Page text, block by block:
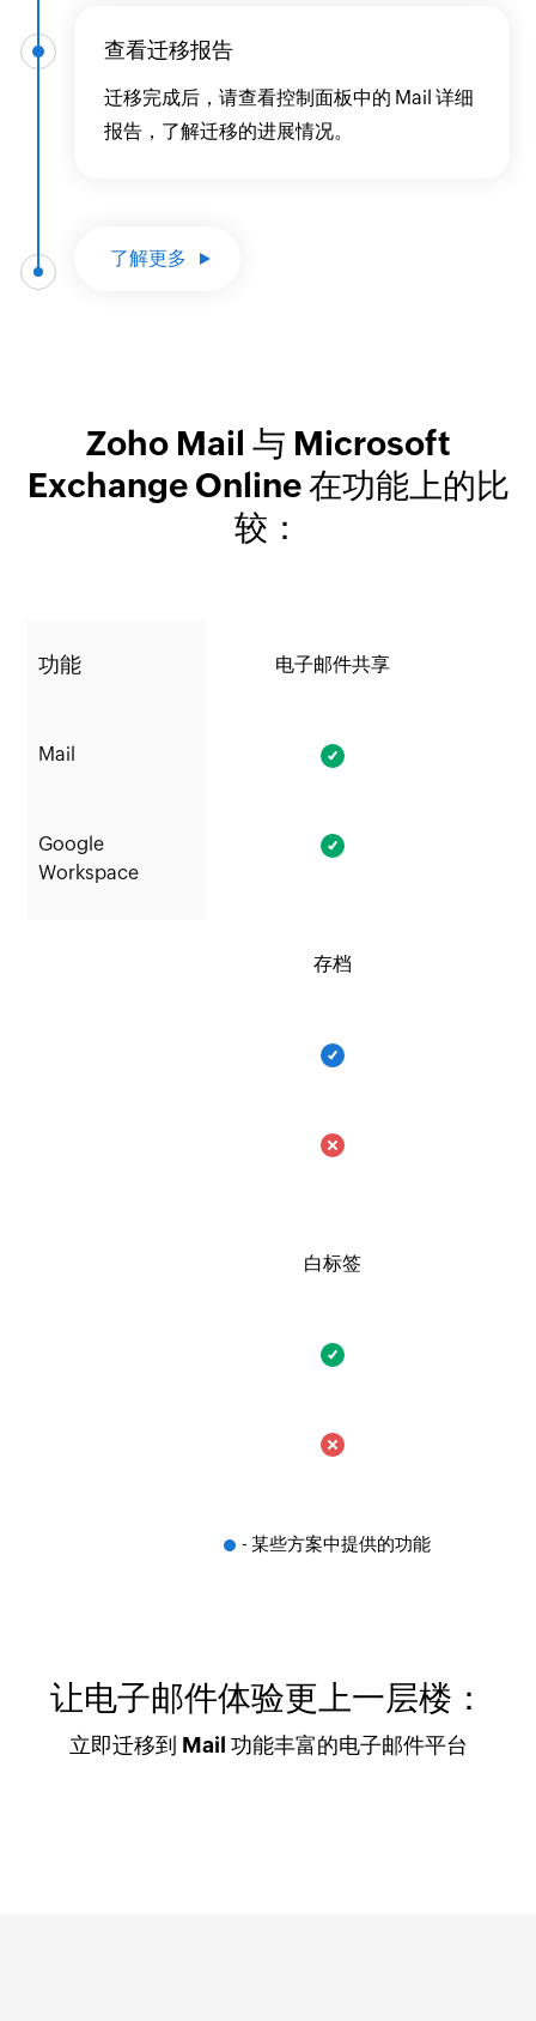
查看迁移报告
迁移完成后，请查看控制面板中的 Mail 详细
报告，了解迁移的进展情况。
了解更多
Zoho Mail 与 Microsoft
Exchange Online 在功能上的比
较：
功能
Mail
Google
Workspace
电子邮件共享
存档
白标签
- 某些方案中提供的功能
让电子邮件体验更上一层楼：
立即迁移到 Mail 功能丰富的电子邮件平台